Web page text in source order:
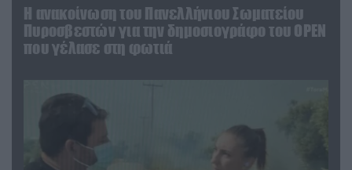
Η ανακοίνωση του Πανελλήνιου Σωματείου
Πυροσβεστών για την δημοσιογράφο του OPEN
που γέλασε στη φωτιά